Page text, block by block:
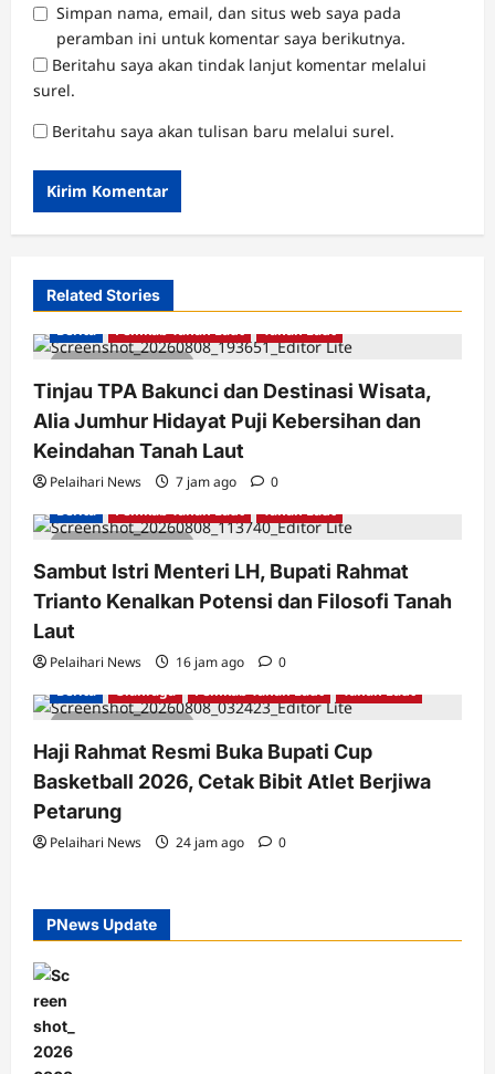
Simpan nama, email, dan situs web saya pada
peramban ini untuk komentar saya berikutnya.
Beritahu saya akan tindak lanjut komentar melalui
surel.
Beritahu saya akan tulisan baru melalui surel.
Related Stories
2 minutes read
Berita Pemkab Tanah Laut Tanah Laut
Tinjau TPA Bakunci dan Destinasi Wisata,
Alia Jumhur Hidayat Puji Kebersihan dan
Keindahan Tanah Laut
Pelaihari News 7 jam ago 0
2 minutes read
Berita Pemkab Tanah Laut Tanah Laut
Sambut Istri Menteri LH, Bupati Rahmat
Trianto Kenalkan Potensi dan Filosofi Tanah
Laut
Pelaihari News 16 jam ago 0
2 minutes read
Berita Olahraga Pemkab Tanah Laut Tanah Laut
Haji Rahmat Resmi Buka Bupati Cup
Basketball 2026, Cetak Bibit Atlet Berjiwa
Petarung
Pelaihari News 24 jam ago 0
PNews Update